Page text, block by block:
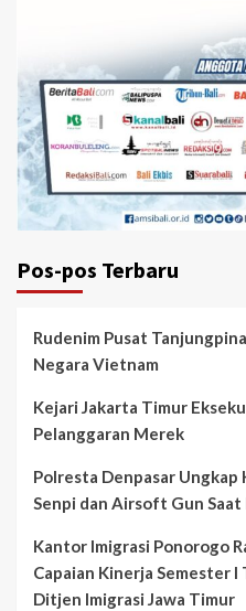
Pos-pos Terbaru
Rudenim Pusat
Negara Vietnam
Kejari Jakarta Timur
Pelanggaran Merek
Polresta Denpasar Ungkap
Senpi dan Airsoft Gun
Kantor Imigrasi Ponorogo
Capaian Kinerja Semester
Ditjen Imigrasi Jawa Timur